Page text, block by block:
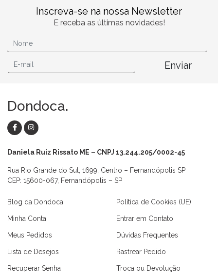
Inscreva-se na nossa Newsletter
E receba as últimas novidades!
Enviar
Dondoca.
Daniela Ruiz Rissato ME – CNPJ 13.244.205/0002-45
Rua Rio Grande do Sul, 1699, Centro – Fernandópolis SP
CEP: 15600-067, Fernandópolis – SP
Blog da Dondoca
Minha Conta
Meus Pedidos
Lista de Desejos
Recuperar Senha
Política de Cookies (UE)
Entrar em Contato
Dúvidas Frequentes
Rastrear Pedido
Troca ou Devolução